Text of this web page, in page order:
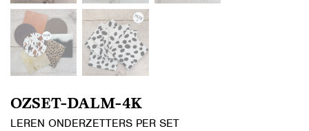
OZSET-DALM-4K
LEREN ONDERZETTERS PER SET